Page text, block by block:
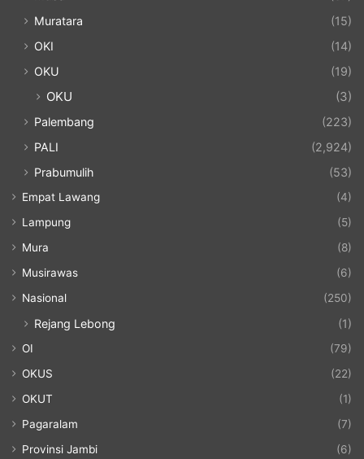
Muratara
(15)
OKI
(14)
OKU
(19)
OKU (3)
Palembang
(223)
PALI
(2,924)
Prabumulih
(53)
Empat Lawang
(4)
Lampung
(5)
Mura
(8)
Musirawas
(6)
Nasional
(250)
Rejang Lebong (1)
OI
(79)
OKUS
(22)
OKUT
(1)
Pagaralam
(7)
Provinsi Jambi
(6)